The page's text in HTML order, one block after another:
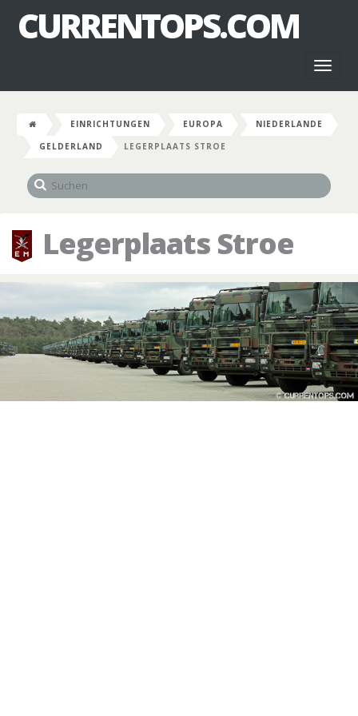
CURRENTOPS.COM
EINRICHTUNGEN EUROPA
NIEDERLANDE
GELDERLAND
LEGERPLAATS STROE
Legerplaats Stroe